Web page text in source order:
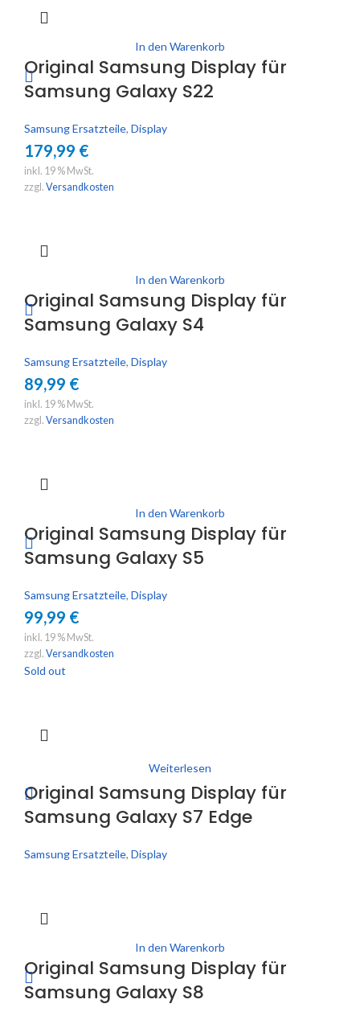
In den Warenkorb
Original Samsung Display für
Samsung Galaxy S22
Samsung Ersatzteile, Display
179,99 €
inkl. 19 % MwSt.
zzgl. Versandkosten
In den Warenkorb
Original Samsung Display für
Samsung Galaxy S4
Samsung Ersatzteile, Display
89,99 €
inkl. 19 % MwSt.
zzgl. Versandkosten
In den Warenkorb
Original Samsung Display für
Samsung Galaxy S5
Samsung Ersatzteile, Display
99,99 €
inkl. 19 % MwSt.
zzgl. Versandkosten
Sold out
Weiterlesen
Original Samsung Display für
Samsung Galaxy S7 Edge
Samsung Ersatzteile, Display
In den Warenkorb
Original Samsung Display für
Samsung Galaxy S8